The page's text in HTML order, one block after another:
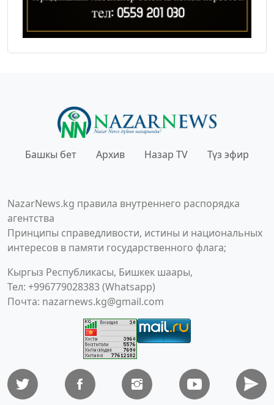
Башкы бет Архив Назар TV Түз эфир
NazarNews.kg правила внутреннего распорядка
агентства
Принципы справедливости, истины и национальных
интересов в памяти государственного флага;
Кыргыз Республикасы, Бишкек шаары,
Тел: +996779028383 (Whatsapp)
Почта: nazarnews.kg@gmail.com